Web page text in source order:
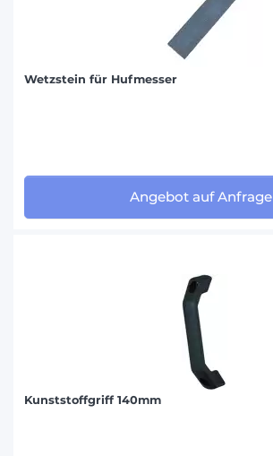
Wetzstein für Hufmesser
Angebot auf Anfrage
Kunststoffgriff 140mm